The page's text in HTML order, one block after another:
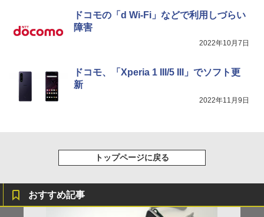
ドコモの「d Wi-Fi」などで利用しづらい
障害
2022年10月7日
ドコモ、「Xperia 1 III/5 III」でソフト更
新
2022年11月9日
トップページに戻る
おすすめ記事